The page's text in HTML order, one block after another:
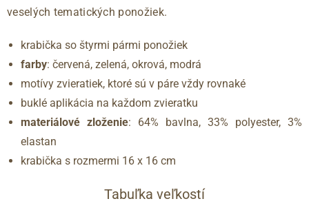
veselých tematických ponožiek.
krabička so štyrmi pármi ponožiek
farby: červená, zelená, okrová, modrá
motívy zvieratiek, ktoré sú v páre vždy rovnaké
buklé aplikácia na každom zvieratku
materiálové zloženie: 64% bavlna, 33% polyester, 3%
elastan
krabička s rozmermi 16 x 16 cm
Tabuľka veľkostí